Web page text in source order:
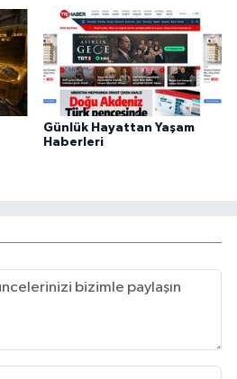
Günlük Hayattan Yaşam
Haberleri